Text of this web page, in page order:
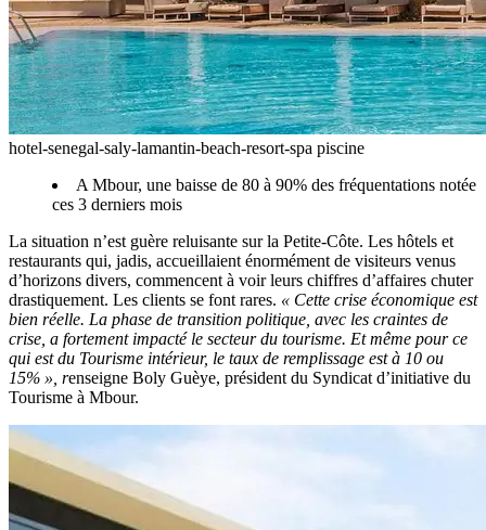
hotel-senegal-saly-lamantin-beach-resort-spa piscine
A Mbour, une baisse de 80 à 90% des fréquentations notée
ces 3 derniers mois
La situation n’est guère reluisante sur la Petite-Côte. Les hôtels et
restaurants qui, jadis, accueillaient énormément de visiteurs venus
d’horizons divers, commencent à voir leurs chiffres d’affaires chuter
drastiquement. Les clients se font rares. « Cette crise économique est
bien réelle. La phase de transition politique, avec les craintes de
crise, a fortement impacté le secteur du tourisme. Et même pour ce
qui est du Tourisme intérieur, le taux de remplissage est à 10 ou
15% », renseigne Boly Guèye, président du Syndicat d’initiative du
Tourisme à Mbour.